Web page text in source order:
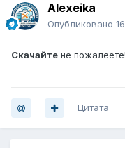
Alexeika
Опубликовано
Скачайте не
Цитата